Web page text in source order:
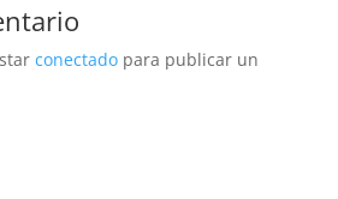
conectadopara publicar un